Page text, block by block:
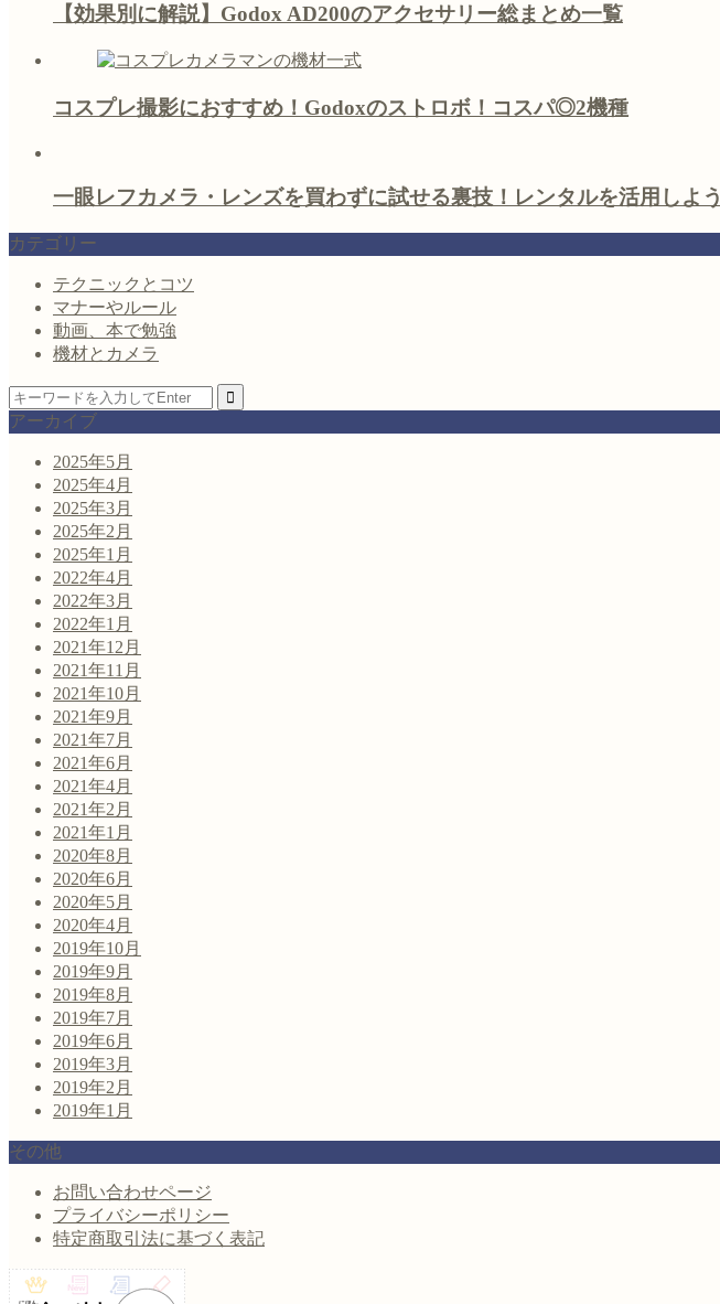
【効果別に解説】Godox AD200のアクセサリー総まとめ一覧
コスプレ撮影におすすめ！Godoxのストロボ！コスパ◎2機種
一眼レフカメラ・レンズを買わずに試せる裏技！レンタルを活用しよう
カテゴリー
テクニックとコツ
マナーやルール
動画、本で勉強
機材とカメラ
アーカイブ
2025年5月
2025年4月
2025年3月
2025年2月
2025年1月
2022年4月
2022年3月
2022年1月
2021年12月
2021年11月
2021年10月
2021年9月
2021年7月
2021年6月
2021年4月
2021年2月
2021年1月
2020年8月
2020年6月
2020年5月
2020年4月
2019年10月
2019年9月
2019年8月
2019年7月
2019年6月
2019年3月
2019年2月
2019年1月
その他
お問い合わせページ
プライバシーポリシー
特定商取引法に基づく表記